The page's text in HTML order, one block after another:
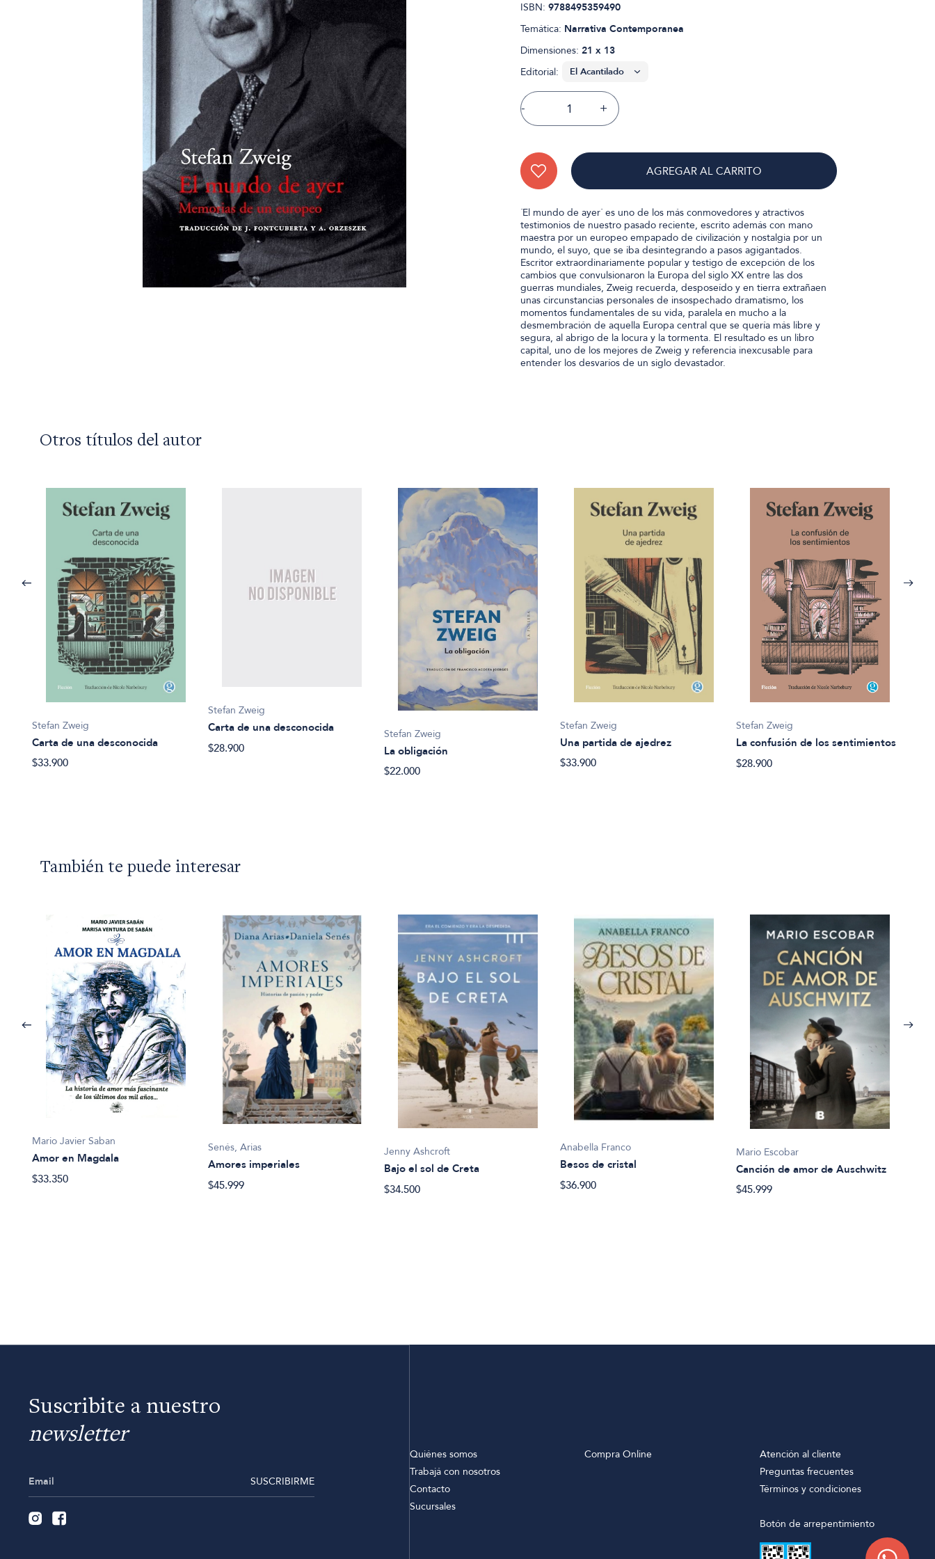
ISBN: 9788495359490
Temática: Narrativa Contemporanea
Dimensiones: 21 x 13
Editorial:
- +
AGREGAR AL CARRITO
´El mundo de ayer´ es uno de los más conmovedores y atractivos
testimonios de nuestro pasado reciente, escrito además con mano
maestra por un europeo empapado de civilización y nostalgia por un
mundo, el suyo, que se iba desintegrando a pasos agigantados.
Escritor extraordinariamente popular y testigo de excepción de los
cambios que convulsionaron la Europa del siglo XX entre las dos
guerras mundiales, Zweig recuerda, desposeído y en tierra extrañaen
unas circunstancias personales de insospechado dramatismo, los
momentos fundamentales de su vida, paralela en mucho a la
desmembración de aquella Europa central que se quería más libre y
segura, al abrigo de la locura y la tormenta. El resultado es un libro
capital, uno de los mejores de Zweig y referencia inexcusable para
entender los desvaríos de un siglo devastador.
Otros títulos del autor
Stefan Zweig
Carta de una desconocida
$33.900
Stefan Zweig
Carta de una desconocida
$28.900
Stefan Zweig
La obligación
$22.000
Stefan Zweig
Una partida de ajedrez
$33.900
Stefan Zweig
La confusión de los sentimientos
$28.900
También te puede interesar
Mario Javier Saban
Amor en Magdala
$33.350
Senés, Arias
Amores imperiales
$45.999
Jenny Ashcroft
Bajo el sol de Creta
$34.500
Anabella Franco
Besos de cristal
$36.900
Mario Escobar
Canción de amor de Auschwitz
$45.999
Suscribite a nuestro
newsletter
SUSCRIBIRME
Quiénes somos
Trabajá con nosotros
Contacto
Sucursales
Compra Online
Atención al cliente
Preguntas frecuentes
Términos y condiciones
Botón de arrepentimiento